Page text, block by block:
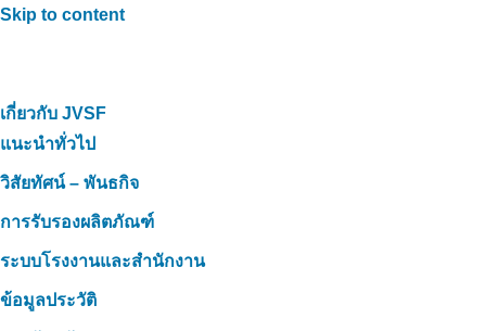
Skip to content
เกี่ยวกับ JVSF
แนะนำทั่วไป
วิสัยทัศน์ – พันธกิจ
การรับรองผลิตภัณฑ์
ระบบโรงงานและสำนักงาน
ข้อมูลประวัติ